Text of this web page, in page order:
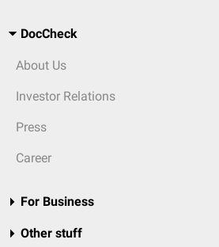
DocCheck
About Us
Investor Relations
Press
Career
For Business
Other stuff